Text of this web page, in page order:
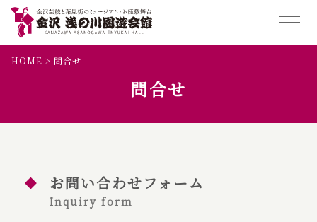
HOME > 問合せ
問合せ
お問い合わせフォーム
Inquiry form